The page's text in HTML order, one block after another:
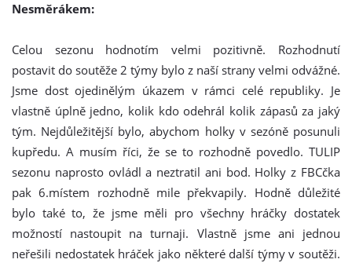
Nesměrákem:
Celou sezonu hodnotím velmi pozitivně. Rozhodnutí
postavit do soutěže 2 týmy bylo z naší strany velmi odvážné.
Jsme dost ojedinělým úkazem v rámci celé republiky. Je
vlastně úplně jedno, kolik kdo odehrál kolik zápasů za jaký
tým. Nejdůležitější bylo, abychom holky v sezóně posunuli
kupředu. A musím říci, že se to rozhodně povedlo. TULIP
sezonu naprosto ovládl a neztratil ani bod. Holky z FBCčka
pak 6.místem rozhodně mile překvapily. Hodně důležité
bylo také to, že jsme měli pro všechny hráčky dostatek
možností nastoupit na turnaji. Vlastně jsme ani jednou
neřešili nedostatek hráček jako některé další týmy v soutěži.